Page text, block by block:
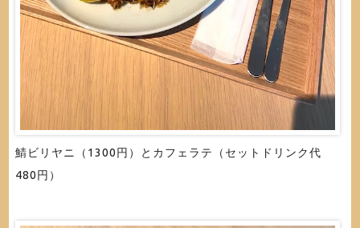
鯖ビリヤニ（1300円）とカフェラテ（セットドリンク代
480円）